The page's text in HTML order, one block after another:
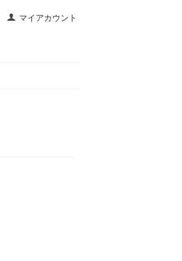
マイアカウント